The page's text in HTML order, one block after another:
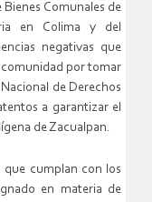
Comunales de
en Colima y del
negativas que
comunidad por tomar
de Derechos
a garantizar el
de Zacualpan.
que cumplan con los
en materia de